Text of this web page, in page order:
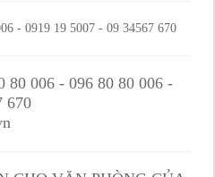
- 0919 19 5007 - 09 34567 670
80 006 - 096 80 80 006 -
670